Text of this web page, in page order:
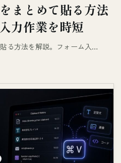
まとめて貼る方法
力作業を時短
る方法を解説。フォーム入…